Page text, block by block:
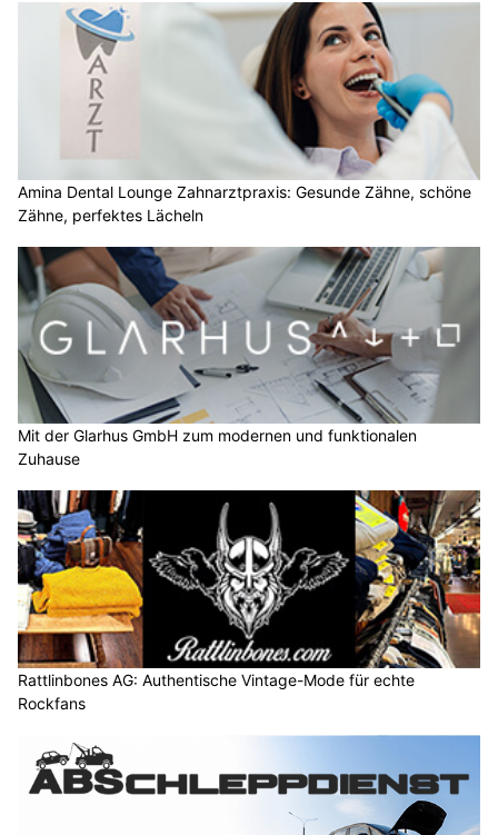
Amina Dental Lounge Zahnarztpraxis: Gesunde Zähne, schöne
Zähne, perfektes Lächeln
Mit der Glarhus GmbH zum modernen und funktionalen
Zuhause
Rattlinbones AG: Authentische Vintage-Mode für echte
Rockfans